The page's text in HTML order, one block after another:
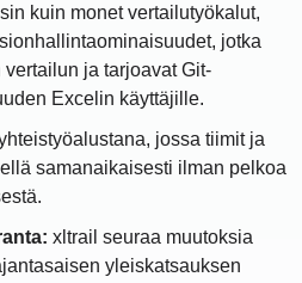
kuin monet vertailutyökalut,
jotka
ja tarjoavat Git-
Excelin käyttäjille.
jossa tiimit ja
samanaikaisesti ilman pelkoa
xltrail seuraa muutoksia
yleiskatsauksen